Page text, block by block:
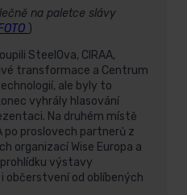
na paletce slávy
)
SteelOva, CIRAA,
transformace a Centrum
ale byly to
vyhrály hlasování
Na druhém místě
po proslovech partnerů z
organizací Wise Europa a
prohlídku výstavy
občerstvení od oblíbených